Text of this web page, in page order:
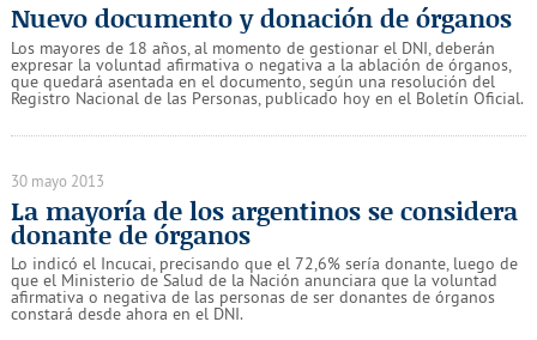
Nuevo documento y donación de órganos
Los mayores de 18 años, al momento de gestionar el DNI, deberán
expresar la voluntad afirmativa o negativa a la ablación de órganos,
que quedará asentada en el documento, según una resolución del
Registro Nacional de las Personas, publicado hoy en el Boletín Oficial.
30 mayo 2013
La mayoría de los argentinos se considera
donante de órganos
Lo indicó el Incucai, precisando que el 72,6% sería donante, luego de
que el Ministerio de Salud de la Nación anunciara que la voluntad
afirmativa o negativa de las personas de ser donantes de órganos
constará desde ahora en el DNI.